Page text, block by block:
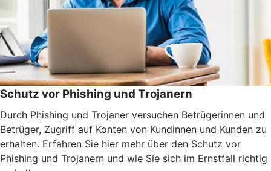
Schutz vor Phishing und Trojanern
Durch Phishing und Trojaner versuchen Betrügerinnen und
Betrüger, Zugriff auf Konten von Kundinnen und Kunden zu
erhalten. Erfahren Sie hier mehr über den Schutz vor
Phishing und Trojanern und wie Sie sich im Ernstfall richtig